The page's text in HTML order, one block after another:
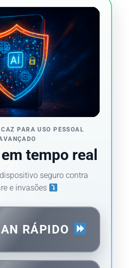
PARA USO PESSOAL
tempo real
seguro contra
e invasões
RÁPIDO